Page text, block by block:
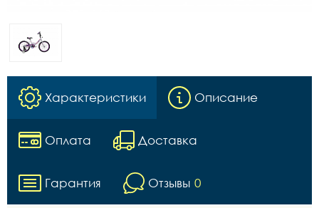
Характеристики Описание
Оплата Доставка
Гарантия Отзывы 0